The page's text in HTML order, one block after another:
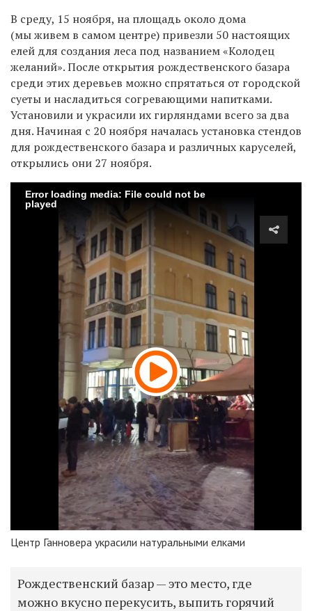
В среду, 15 ноября, на площадь около дома
(мы живем в самом центре) привезли 50 настоящих
елей для создания леса под названием «Колодец
желаний». После открытия рождественского базара
среди этих деревьев можно спрятаться от городской
суеты и насладиться согревающими напитками.
Установили и украсили их гирляндами всего за два
дня. Начиная с 20 ноября началась установка стендов
для рождественского базара и различных каруселей,
открылись они 27 ноября.
Error loading media: File could not be
played
Центр Ганновера украсили натуральными елками
Рождественский базар — это место, где
можно вкусно перекусить, выпить горячий